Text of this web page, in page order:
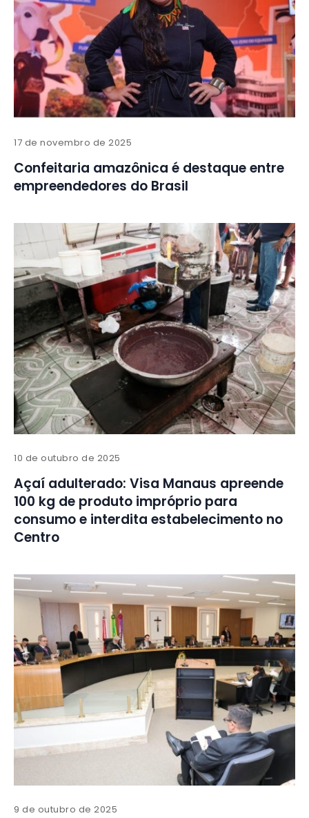
17 de novembro de 2025
Confeitaria amazônica é destaque entre
empreendedores do Brasil
10 de outubro de 2025
Açaí adulterado: Visa Manaus apreende
100 kg de produto impróprio para
consumo e interdita estabelecimento no
Centro
9 de outubro de 2025